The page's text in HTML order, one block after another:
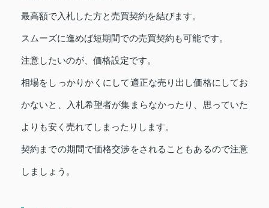
最高額で入札した方と売買契約を結びます。
スムーズに進めば短期間での売買契約も可能です。
注意したいのが、価格設定です。
相場をしっかりかくにして適正な売り出し価格にしてお
かないと、入札希望者が集まらなかったり、思っていた
よりも安く売れてしまったりします。
契約までの期間で価格交渉をされることもあるので注意
しましょう。